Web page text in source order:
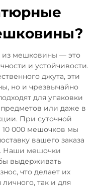
мешковины — это
и устойчивости.
джута, эти
но и чрезвычайно
для упаковки
или даже в
При суточной
000 мешочков мы
вашего заказа
Наши мешочки
выдерживать
что делает их
так и для